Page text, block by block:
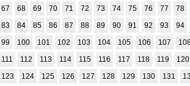
67
68 69 70 71 72 73 74 75 76 77
78
83
84 85 86 87 88 89 90 91 92 93
94
99
100 101 102 103 104 105 106 107
111
112 113 114 115 116 117 118 119
120
123
124 125 126 127 128 129 130 131